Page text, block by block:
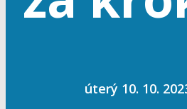
úterý 10. 10.